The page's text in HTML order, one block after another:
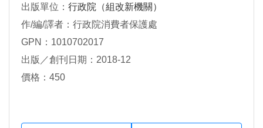
出版單位： 行政院（組改新機關）
作/編/譯者：行政院消費者保護處
GPN：1010702017
出版／創刊日期：2018-12
價格：450